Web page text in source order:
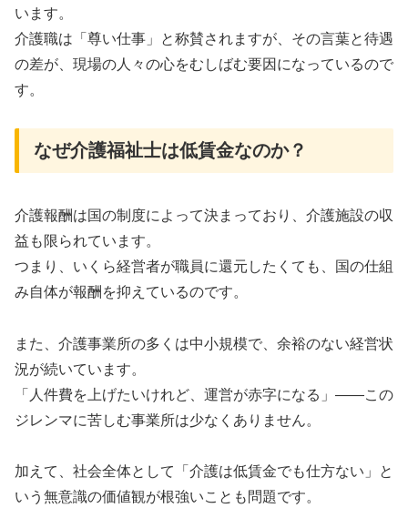
います。
介護職は「尊い仕事」と称賛されますが、その言葉と待遇
の差が、現場の人々の心をむしばむ要因になっているので
す。
なぜ介護福祉士は低賃金なのか？
介護報酬は国の制度によって決まっており、介護施設の収
益も限られています。
つまり、いくら経営者が職員に還元したくても、国の仕組
み自体が報酬を抑えているのです。
また、介護事業所の多くは中小規模で、余裕のない経営状
況が続いています。
「人件費を上げたいけれど、運営が赤字になる」――この
ジレンマに苦しむ事業所は少なくありません。
加えて、社会全体として「介護は低賃金でも仕方ない」と
いう無意識の価値観が根強いことも問題です。